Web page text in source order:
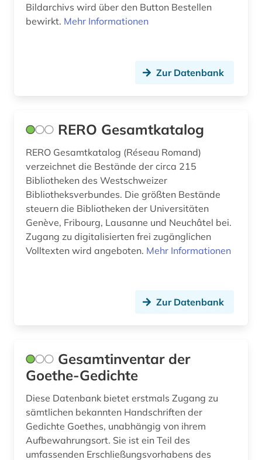
bibliografie (19)
bibliographie 1570-1732 (1)
biblioteca nacional (3)
biblioteca nacional de españa (1)
bibliothek (40)
bibliotheken (3)
bibliotheksbestand (4)
bibliotheksgeschichte (1)
bibliothekswesen (1)
bibliothèque nationale de france (1)
bibliothèque royale albert i. (1)
Bildarchivs wird über den Button Bestellen
bewirkt. Mehr Informationen
Zur Datenbank
RERO Gesamtkatalog
RERO Gesamtkatalog (Réseau Romand)
verzeichnet die Bestände der circa 215
Bibliotheken des Westschweizer
Bibliotheksverbundes. Die größten Bestände
steuern die Bibliotheken der Universitäten
Genève, Fribourg, Lausanne und Neuchâtel bei.
Zugang zu digitalisierten frei zugänglichen
Volltexten wird angeboten. Mehr Informationen
Zur Datenbank
Gesamtinventar der
Goethe-Gedichte
Diese Datenbank bietet erstmals Zugang zu
sämtlichen bekannten Handschriften der
Gedichte Goethes, unabhängig von ihrem
Aufbewahrungsort. Sie ist ein Teil des
umfassenden Erschließungsvorhabens des